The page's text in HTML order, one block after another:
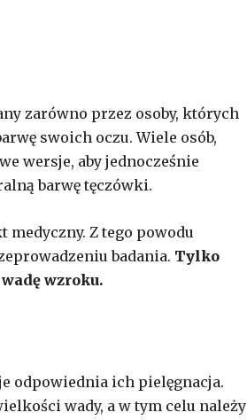
zarówno przez osoby, których
swoich oczu. Wiele osób,
wersje, aby jednocześnie
barwę tęczówki.
Z tego powodu
badania. Tylko
wzroku.
odpowiednia ich pielęgnacja.
wady, a w tym celu należy